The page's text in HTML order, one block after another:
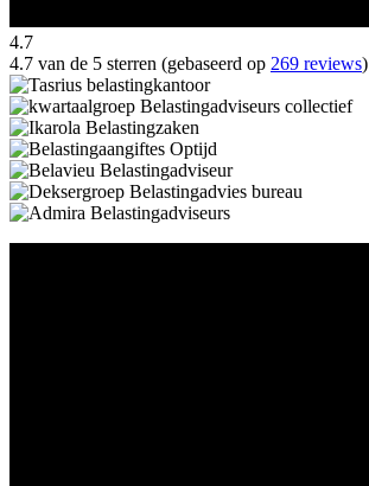
4.7
4.7 van de 5 sterren (gebaseerd op 269 reviews)